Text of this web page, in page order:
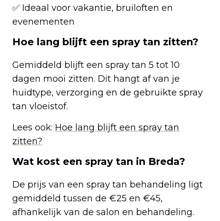
✅ Ideaal voor vakantie, bruiloften en
evenementen
Hoe lang blijft een spray tan zitten?
Gemiddeld blijft een spray tan 5 tot 10
dagen mooi zitten. Dit hangt af van je
huidtype, verzorging en de gebruikte spray
tan vloeistof.
Lees ook: Hoe lang blijft een spray tan
zitten?
Wat kost een spray tan in Breda?
De prijs van een spray tan behandeling ligt
gemiddeld tussen de €25 en €45,
afhankelijk van de salon en behandeling.